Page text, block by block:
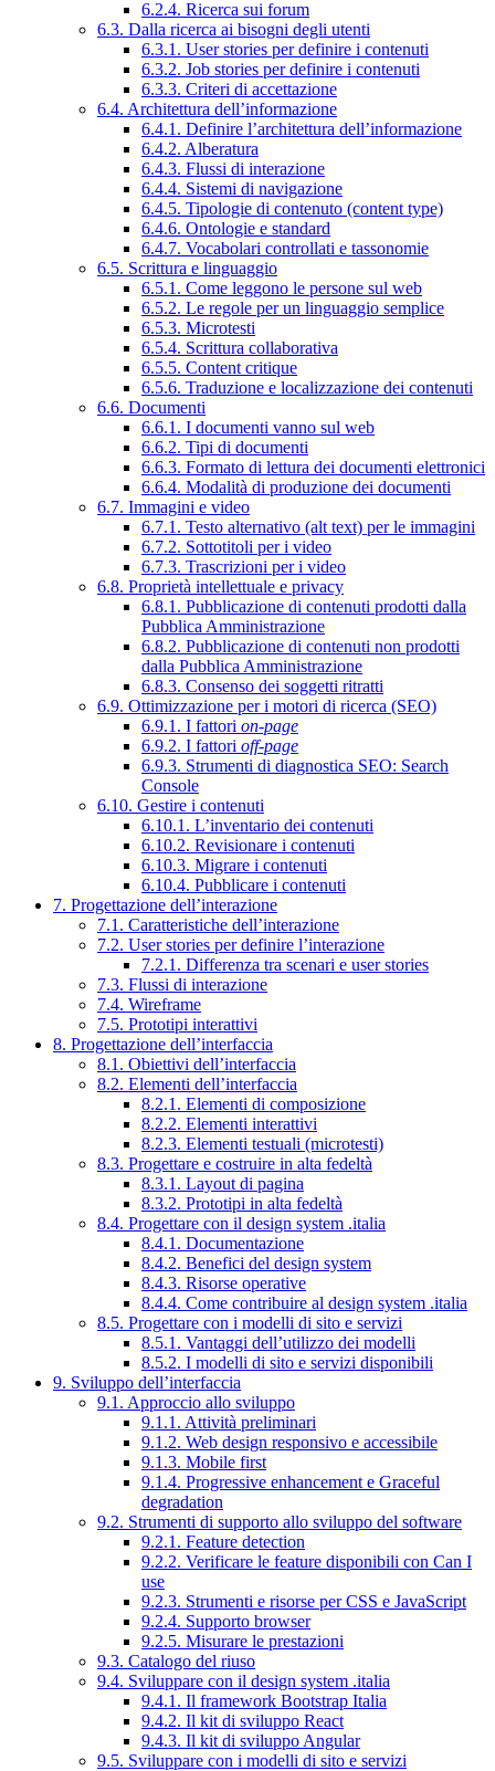
6.2.4. Ricerca sui forum
6.3. Dalla ricerca ai bisogni degli utenti
6.3.1. User stories per definire i contenuti
6.3.2. Job stories per definire i contenuti
6.3.3. Criteri di accettazione
6.4. Architettura dell’informazione
6.4.1. Definire l’architettura dell’informazione
6.4.2. Alberatura
6.4.3. Flussi di interazione
6.4.4. Sistemi di navigazione
6.4.5. Tipologie di contenuto (content type)
6.4.6. Ontologie e standard
6.4.7. Vocabolari controllati e tassonomie
6.5. Scrittura e linguaggio
6.5.1. Come leggono le persone sul web
6.5.2. Le regole per un linguaggio semplice
6.5.3. Microtesti
6.5.4. Scrittura collaborativa
6.5.5. Content critique
6.5.6. Traduzione e localizzazione dei contenuti
6.6. Documenti
6.6.1. I documenti vanno sul web
6.6.2. Tipi di documenti
6.6.3. Formato di lettura dei documenti elettronici
6.6.4. Modalità di produzione dei documenti
6.7. Immagini e video
6.7.1. Testo alternativo (alt text) per le immagini
6.7.2. Sottotitoli per i video
6.7.3. Trascrizioni per i video
6.8. Proprietà intellettuale e privacy
6.8.1. Pubblicazione di contenuti prodotti dalla
Pubblica Amministrazione
6.8.2. Pubblicazione di contenuti non prodotti
dalla Pubblica Amministrazione
6.8.3. Consenso dei soggetti ritratti
6.9. Ottimizzazione per i motori di ricerca (SEO)
6.9.1. I fattori on-page
6.9.2. I fattori off-page
6.9.3. Strumenti di diagnostica SEO: Search
Console
6.10. Gestire i contenuti
6.10.1. L’inventario dei contenuti
6.10.2. Revisionare i contenuti
6.10.3. Migrare i contenuti
6.10.4. Pubblicare i contenuti
7. Progettazione dell’interazione
7.1. Caratteristiche dell’interazione
7.2. User stories per definire l’interazione
7.2.1. Differenza tra scenari e user stories
7.3. Flussi di interazione
7.4. Wireframe
7.5. Prototipi interattivi
8. Progettazione dell’interfaccia
8.1. Obiettivi dell’interfaccia
8.2. Elementi dell’interfaccia
8.2.1. Elementi di composizione
8.2.2. Elementi interattivi
8.2.3. Elementi testuali (microtesti)
8.3. Progettare e costruire in alta fedeltà
8.3.1. Layout di pagina
8.3.2. Prototipi in alta fedeltà
8.4. Progettare con il design system .italia
8.4.1. Documentazione
8.4.2. Benefici del design system
8.4.3. Risorse operative
8.4.4. Come contribuire al design system .italia
8.5. Progettare con i modelli di sito e servizi
8.5.1. Vantaggi dell’utilizzo dei modelli
8.5.2. I modelli di sito e servizi disponibili
9. Sviluppo dell’interfaccia
9.1. Approccio allo sviluppo
9.1.1. Attività preliminari
9.1.2. Web design responsivo e accessibile
9.1.3. Mobile first
9.1.4. Progressive enhancement e Graceful
degradation
9.2. Strumenti di supporto allo sviluppo del software
9.2.1. Feature detection
9.2.2. Verificare le feature disponibili con Can I
use
9.2.3. Strumenti e risorse per CSS e JavaScript
9.2.4. Supporto browser
9.2.5. Misurare le prestazioni
9.3. Catalogo del riuso
9.4. Sviluppare con il design system .italia
9.4.1. Il framework Bootstrap Italia
9.4.2. Il kit di sviluppo React
9.4.3. Il kit di sviluppo Angular
9.5. Sviluppare con i modelli di sito e servizi